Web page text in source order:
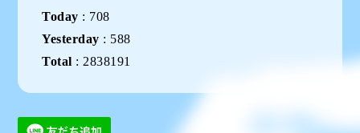
Today : 708
Yesterday : 588
Total : 2838191